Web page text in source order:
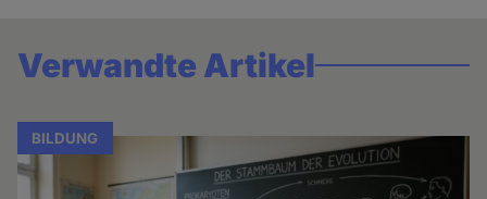
Verwandte Artikel
BILDUNG